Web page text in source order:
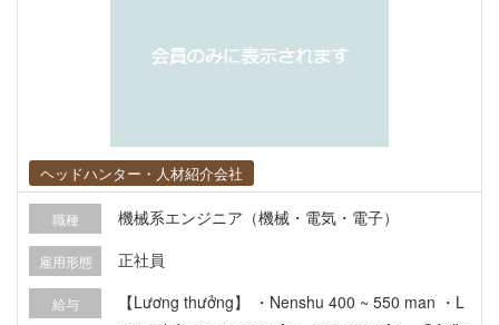
ヘッドハンター・人材紹介会社
職種 機械系エンジニア（機械・電気・電子）
雇用形態 正社員
給与
【Lương thưởng】 ・Nenshu 400 ~ 550 man ・L